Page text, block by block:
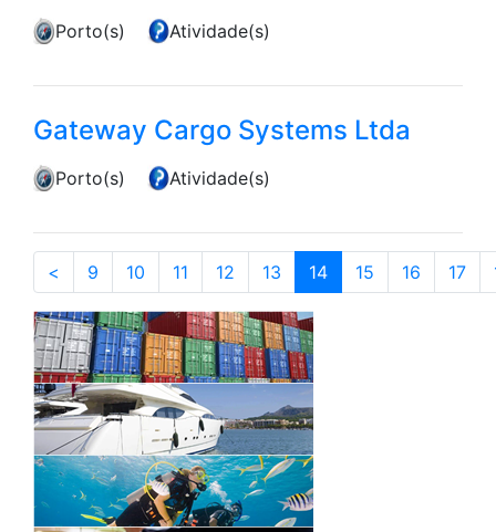
Porto(s) Atividade(s)
Gateway Cargo Systems Ltda
Porto(s) Atividade(s)
< 9 10 11 12 13 14(current)
15 16 17